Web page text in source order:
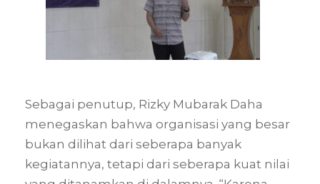
Sebagai penutup, Rizky Mubarak Daha
menegaskan bahwa organisasi yang besar
bukan dilihat dari seberapa banyak
kegiatannya, tetapi dari seberapa kuat nilai